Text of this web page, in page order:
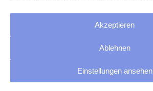
Akzeptieren
Ablehnen
Einstellungen ansehen
Impressum
Cookie-Richtlinie (EU)